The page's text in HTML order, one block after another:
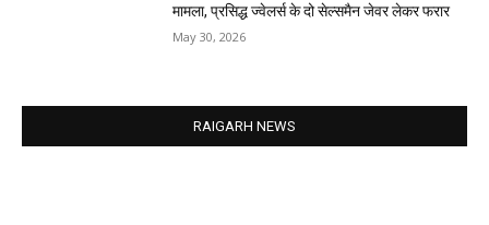
मामला, प्रसिद्ध ज्वेलर्स के दो सेल्समैन जेवर लेकर फरार
May 30, 2026
RAIGARH NEWS